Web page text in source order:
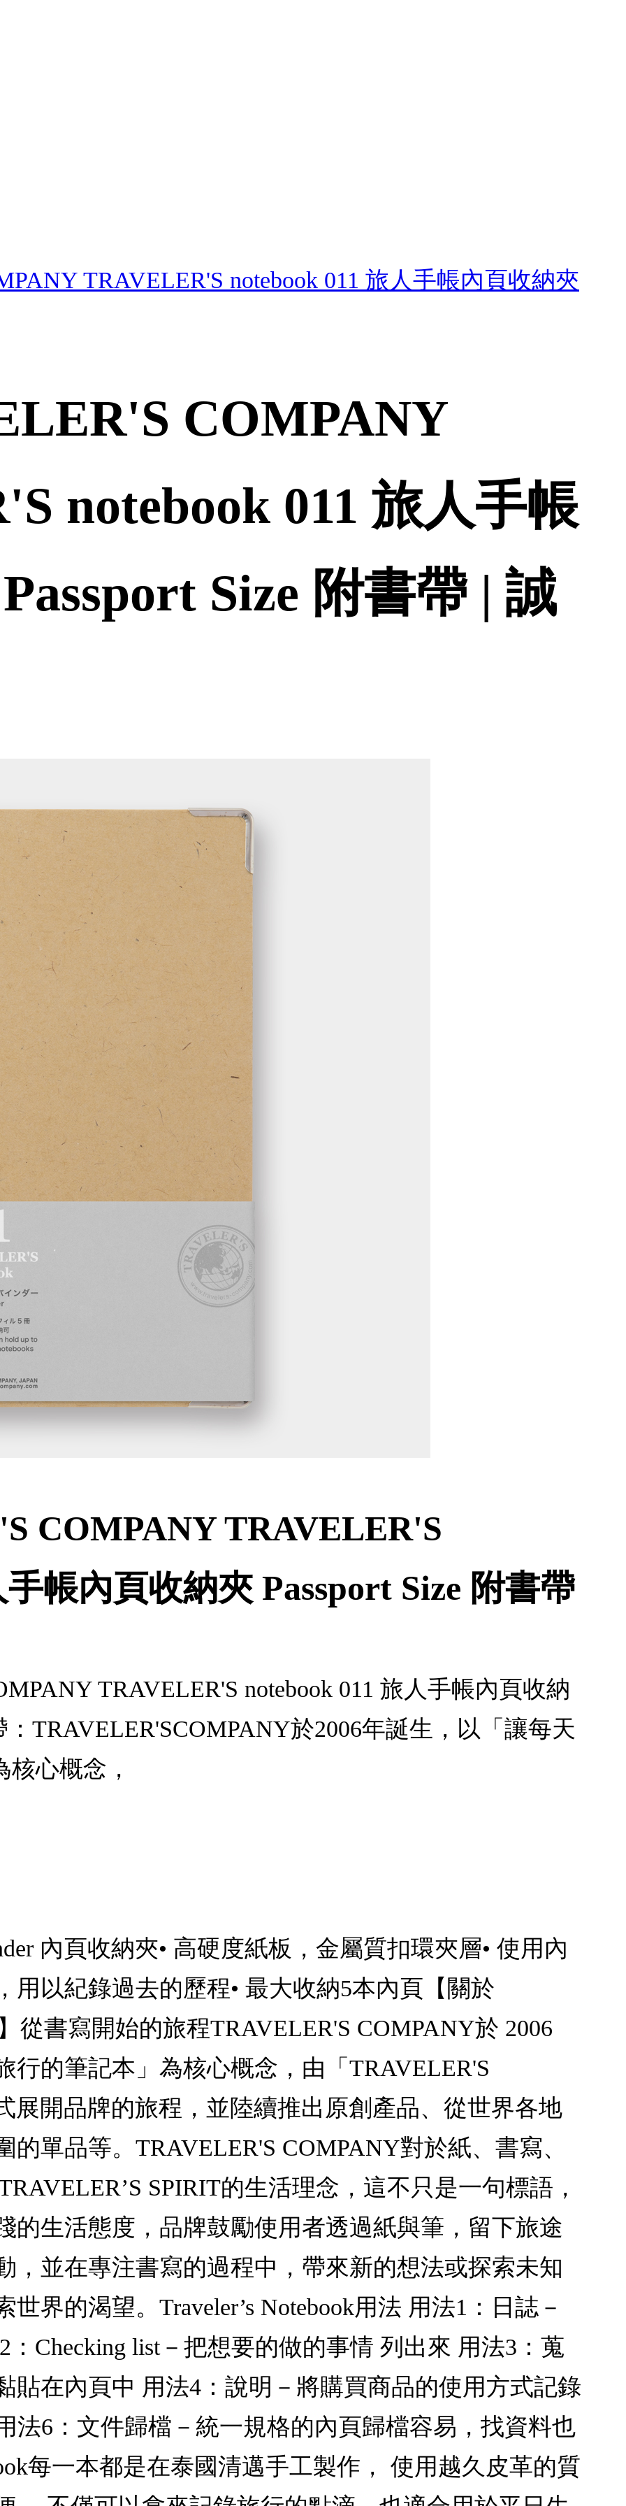
TRAVELER'S notebook 011 旅人手帳內頁收納夾
COMPANY
notebook 011 旅人手帳
Size 附書帶 | 誠
COMPANY TRAVELER'S
帳內頁收納夾 Passport Size 附書帶
TRAVELER'S notebook 011 旅人手帳內頁收納
：TRAVELER'SCOMPANY於2006年誕生，以「讓每天
心概念，
內頁收納夾• 高硬度紙板，金屬質扣環夾層• 使用內
用以紀錄過去的歷程• 最大收納5本內頁【關於
從書寫開始的旅程TRAVELER'S COMPANY於 2006
行的筆記本」為核心概念，由「TRAVELER'S
展開品牌的旅程，並陸續推出原創產品、從世界各地
單品等。TRAVELER'S COMPANY對於紙、書寫、
SPIRIT的生活理念，這不只是一句標語，
的生活態度，品牌鼓勵使用者透過紙與筆，留下旅途
，並在專注書寫的過程中，帶來新的想法或探索未知
界的渴望。Traveler’s Notebook用法 用法1：日誌－
Checking list－把想要的做的事情 列出來 用法3：蒐
貼在內頁中 用法4：說明－將購買商品的使用方式記錄
法6：文件歸檔－統一規格的內頁歸檔容易，找資料也
每一本都是在泰國清邁手工製作， 使用越久皮革的質